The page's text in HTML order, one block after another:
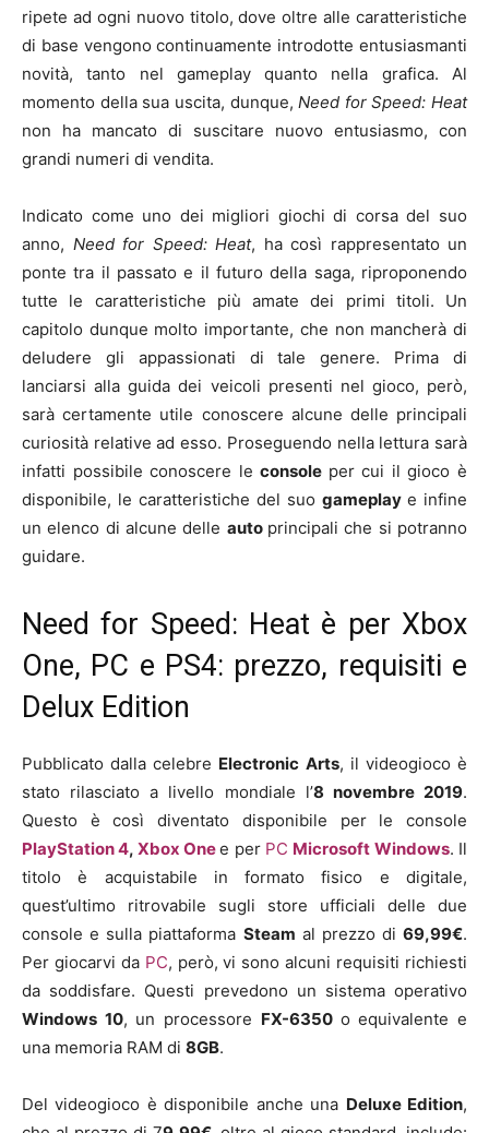
ripete ad ogni nuovo titolo, dove oltre alle caratteristiche
di base vengono continuamente introdotte entusiasmanti
novità, tanto nel gameplay quanto nella grafica. Al
momento della sua uscita, dunque,Need for Speed: Heat
non ha mancato di suscitare nuovo entusiasmo, con
grandi numeri di vendita.
Indicato come uno dei migliori giochi di corsa del suo
anno, Need for Speed: Heat, ha così rappresentato un
ponte tra il passato e il futuro della saga, riproponendo
tutte le caratteristiche più amate dei primi titoli. Un
capitolo dunque molto importante, che non mancherà di
deludere gli appassionati di tale genere. Prima di
lanciarsi alla guida dei veicoli presenti nel gioco, però,
sarà certamente utile conoscere alcune delle principali
curiosità relative ad esso. Proseguendo nella lettura sarà
infatti possibile conoscere leconsole per cui il gioco è
disponibile, le caratteristiche del suo gameplay e infine
un elenco di alcune delle auto principali che si potranno
guidare.
Need for Speed: Heat è per Xbox
One, PC e PS4: prezzo, requisiti e
Delux Edition
Pubblicato dalla celebre Electronic Arts, il videogioco è
stato rilasciato a livello mondiale l’8 novembre 2019.
Questo è così diventato disponibile per le console
PlayStation 4, Xbox Onee per PC Microsoft Windows. Il
titolo è acquistabile in formato fisico e digitale,
quest’ultimo ritrovabile sugli store ufficiali delle due
console e sulla piattaforma Steam al prezzo di 69,99€.
Per giocarvi da PC, però, vi sono alcuni requisiti richiesti
da soddisfare. Questi prevedono un sistema operativo
Windows 10, un processore FX-6350 o equivalente e
una memoria RAM di 8GB.
Del videogioco è disponibile anche una Deluxe Edition,